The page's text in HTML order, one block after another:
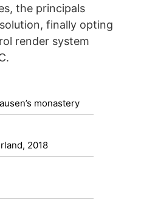
means rehabilitating
the salts dissolved
or eliminated
building
in Switzerland.
has now been
the principals
finally opting
render system
monastery
2018
prísne nariadenia
údajov.
pluginy stránky YouTube
94066, USA. Keď navštívite
YouTube-pluginom,
YouTube. Serveru
z našich stránok ste
vo Vašom YouTube-účte,
správanie sa pri
že sa odhlásite
sa používa v záujme
online-ponúk. Toto
v zmysle čl. 6 ods. 1